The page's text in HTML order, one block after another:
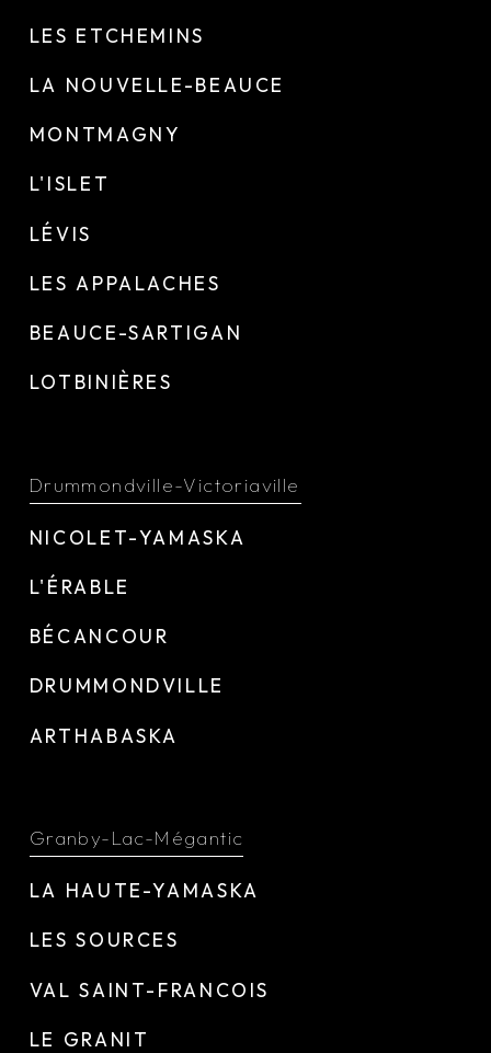
LES ETCHEMINS
LA NOUVELLE-BEAUCE
MONTMAGNY
L'ISLET
LÉVIS
LES APPALACHES
BEAUCE-SARTIGAN
LOTBINIÈRES
Drummondville-Victoriaville
NICOLET-YAMASKA
L'ÉRABLE
BÉCANCOUR
DRUMMONDVILLE
ARTHABASKA
Granby-Lac-Mégantic
LA HAUTE-YAMASKA
LES SOURCES
VAL SAINT-FRANCOIS
LE GRANIT